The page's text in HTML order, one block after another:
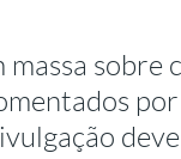
massa sobre